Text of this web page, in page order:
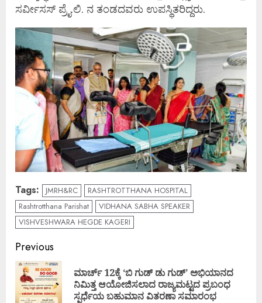
ಸರ್ವೀಸಸ್ ಪ್ರೈ.ಲಿ. ನ ತಂಡದವರು ಉಪಸ್ಥಿತರಿದ್ದರು.
Tags: JMRH&RC
RASHTROTTHANA HOSPITAL
Rashtrotthana Parishat
VIDHANA SABHA SPEAKER
VISHVESHWARA HEGDE KAGERI
Continue
Reading
Previous
ಮಾರ್ಚ್ 12ಕ್ಕೆ ‘ಬಿ ಗುಡ್ ಡು ಗುಡ್’ ಅಭಿಯಾನದ
ನಿಮಿತ್ತ ಆಯೋಜಿಸಲಾದ ರಾಜ್ಯಮಟ್ಟದ ಪ್ರಬಂಧ
ಸ್ಪರ್ಧೆಯ ಬಹುಮಾನ ವಿತರಣಾ ಸಮಾರಂಭ